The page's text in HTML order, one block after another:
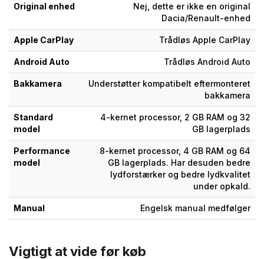
Original enhed
Nej, dette er ikke en original
Dacia/Renault-enhed
Apple CarPlay Trådløs Apple CarPlay
Android Auto Trådløs Android Auto
Bakkamera
Understøtter kompatibelt eftermonteret
bakkamera
Standard
model
4-kernet processor, 2 GB RAM og 32
GB lagerplads
Performance
model
8-kernet processor, 4 GB RAM og 64
GB lagerplads. Har desuden bedre
lydforstærker og bedre lydkvalitet
under opkald.
Manual Engelsk manual medfølger
Vigtigt at vide før køb